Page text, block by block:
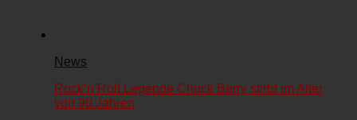
News
Rock’n’Roll Legende Chuck Berry stirbt im Alter
von 90 Jahren